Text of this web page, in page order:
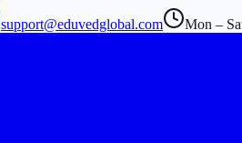
support@eduvedglobal.com Mon –